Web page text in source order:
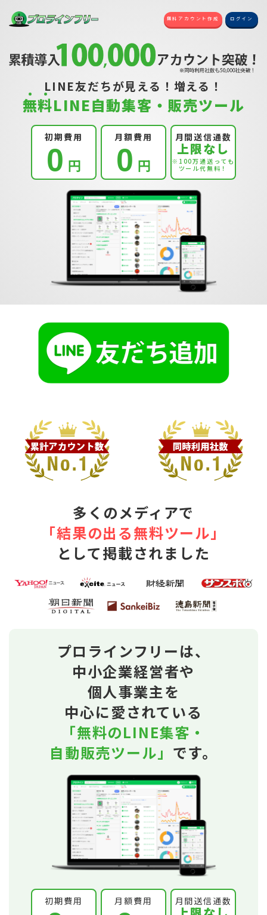
無料アカウント作成 ログイン
LINE友だちが見える！増える！
無料LINE自動集客・販売ツール
初期費用
0 円
月額費用
0 円
月間送信通数
上限なし
※100万通送っても
ツール代無料！
多くのメディアで
｢結果の出る無料ツール｣
として掲載されました
プロラインフリーは、
中小企業経営者や
個人事業主を
中心に愛されている
「無料のLINE集客・
自動販売ツール」 です。
初期費用 月額費用 月間送信通数